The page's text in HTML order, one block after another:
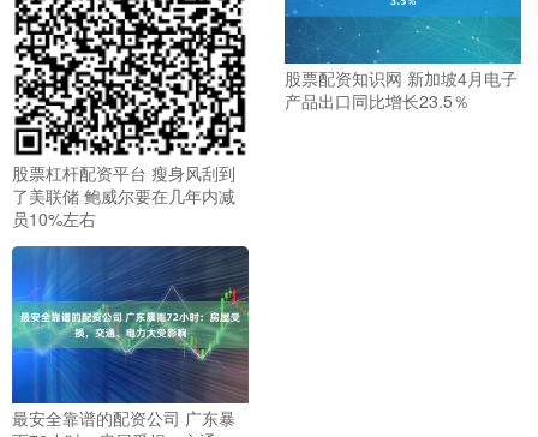
股票杠杆配资平台 瘦身风刮到
了美联储 鲍威尔要在几年内减
员10%左右
股票配资知识网 新加坡4月电子
产品出口同比增长23.5％
最安全靠谱的配资公司 广东暴